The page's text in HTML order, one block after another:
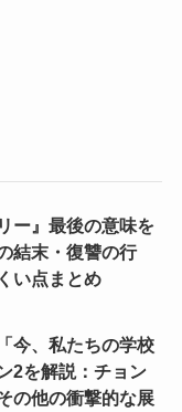
ー』最後の意味を
結末・復讐の行
い点まとめ
今、私たちの学校
2を解説：チョン
の他の衝撃的な展